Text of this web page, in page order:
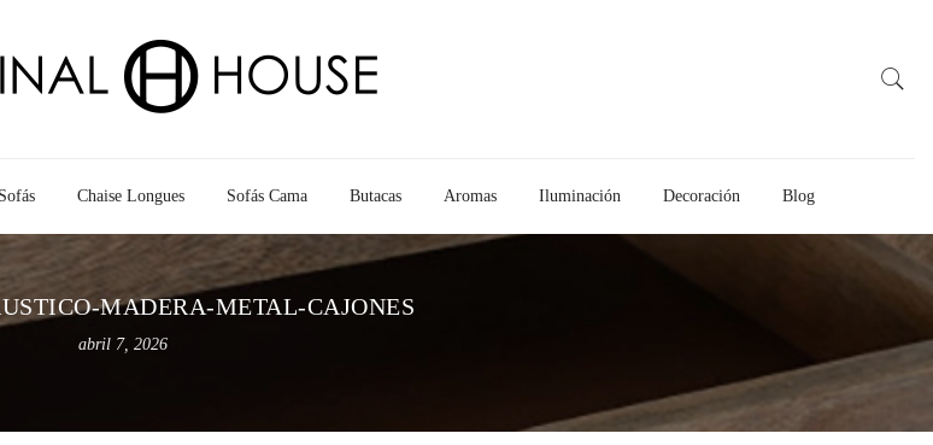
Sofás Chaise Longues Sofás Cama Butacas Aromas Iluminación Decoración Blog
MADERA-METAL-CAJONES
abril 7, 2026